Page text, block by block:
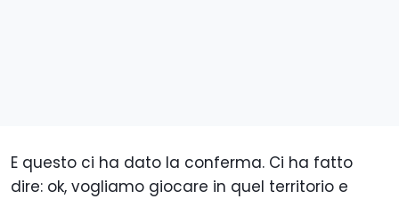
E questo ci ha dato la conferma. Ci ha fatto
dire: ok, vogliamo giocare in quel territorio e